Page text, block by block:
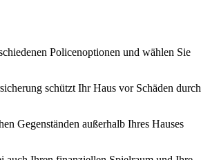
Policenoptionen und wählen Sie
schützt Ihr Haus vor Schäden durch
Gegenständen außerhalb Ihres Hauses